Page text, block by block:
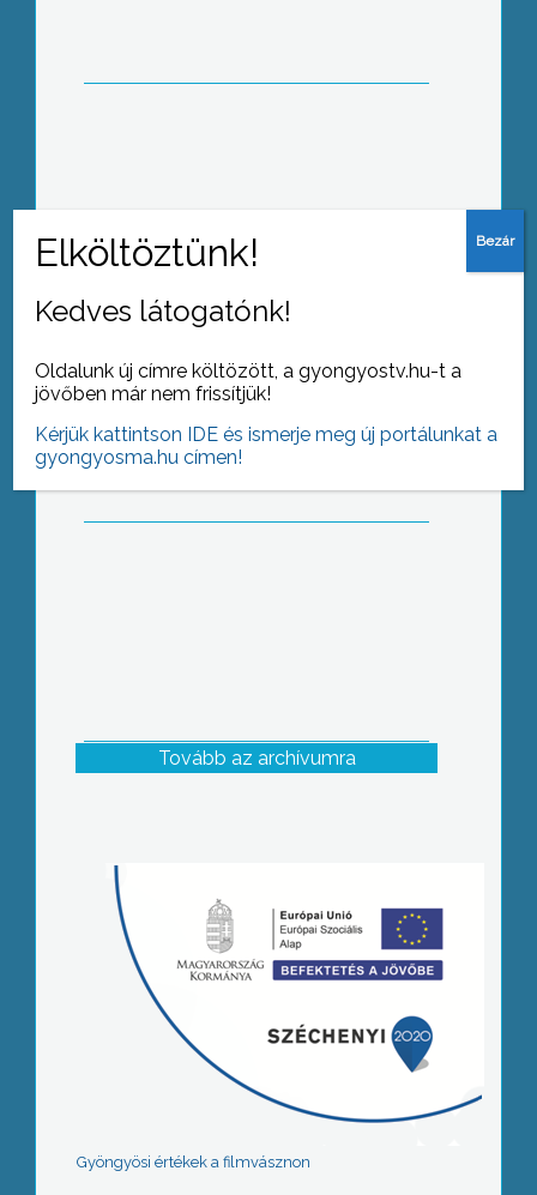
számolnak
Színes jelmezekkel, vidám műsorokkal
Felsővárosi Általános Iskolás gyerekek
a farsangra
Tovább az archívumra
Gyöngyösi értékek a filmvásznon
Kedves látogatónk!
Oldalunk új címre költözött, a gyongyostv.hu-t a
jövőben már nem frissítjük!
Kérjük kattintson IDE és ismerje meg új portálunkat a
gyongyosma.hu címen!